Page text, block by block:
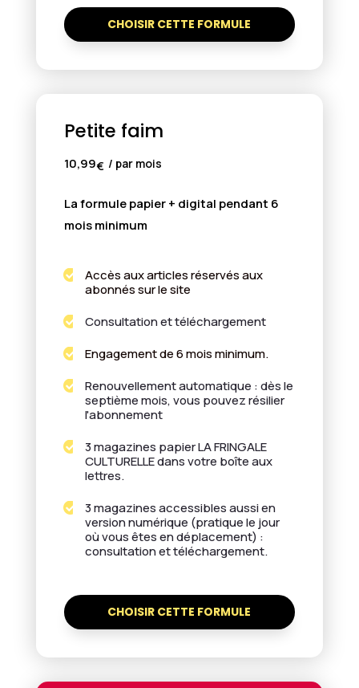
CHOISIR CETTE FORMULE
Petite faim
10,99€ / par mois
La formule papier + digital pendant 6
mois minimum

Accès aux articles réservés aux
abonnés sur le site
 Consultation et téléchargement
 Engagement de 6 mois minimum.

Renouvellement automatique : dès le
septième mois, vous pouvez résilier
l'abonnement

3 magazines papier LA FRINGALE
CULTURELLE dans votre boîte aux
lettres.

3 magazines accessibles aussi en
version numérique (pratique le jour
où vous êtes en déplacement) :
consultation et téléchargement.
CHOISIR CETTE FORMULE